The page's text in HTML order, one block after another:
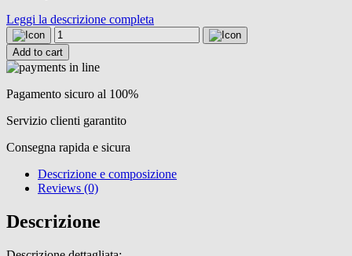
Leggi la descrizione completa
Pinze
bipolari
isolate
quantity
Add to cart
Pagamento sicuro al 100%
Servizio clienti garantito
Consegna rapida e sicura
Descrizione e composizione
Reviews (0)
Descrizione